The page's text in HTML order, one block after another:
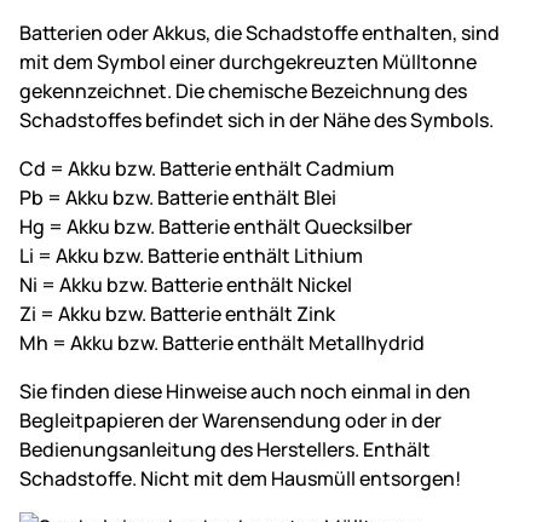
Batterien oder Akkus, die Schadstoffe enthalten, sind
mit dem Symbol einer durchgekreuzten Mülltonne
gekennzeichnet. Die chemische Bezeichnung des
Schadstoffes befindet sich in der Nähe des Symbols.
Cd = Akku bzw. Batterie enthält Cadmium
Pb = Akku bzw. Batterie enthält Blei
Hg = Akku bzw. Batterie enthält Quecksilber
Li = Akku bzw. Batterie enthält Lithium
Ni = Akku bzw. Batterie enthält Nickel
Zi = Akku bzw. Batterie enthält Zink
Mh = Akku bzw. Batterie enthält Metallhydrid
Sie finden diese Hinweise auch noch einmal in den
Begleitpapieren der Warensendung oder in der
Bedienungsanleitung des Herstellers. Enthält
Schadstoffe. Nicht mit dem Hausmüll entsorgen!